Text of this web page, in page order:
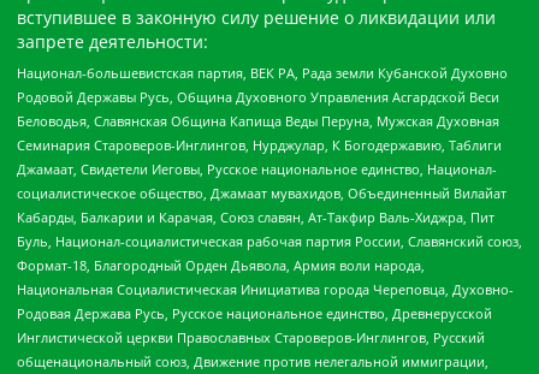
вступившее в законную силу решение о ликвидации или
запрете деятельности:
Национал-большевистская партия, ВЕК РА, Рада земли Кубанской Духовно
Родовой Державы Русь, Община Духовного Управления Асгардской Веси
Беловодья, Славянская Община Капища Веды Перуна, Мужская Духовная
Семинария Староверов-Инглингов, Нурджулар, К Богодержавию, Таблиги
Джамаат, Свидетели Иеговы, Русское национальное единство, Национал-
социалистическое общество, Джамаат мувахидов, Объединенный Вилайат
Кабарды, Балкарии и Карачая, Союз славян, Ат-Такфир Валь-Хиджра, Пит
Буль, Национал-социалистическая рабочая партия России, Славянский союз,
Формат-18, Благородный Орден Дьявола, Армия воли народа,
Национальная Социалистическая Инициатива города Череповца, Духовно-
Родовая Держава Русь, Русское национальное единство, Древнерусской
Инглистической церкви Православных Староверов-Инглингов, Русский
общенациональный союз, Движение против нелегальной иммиграции,